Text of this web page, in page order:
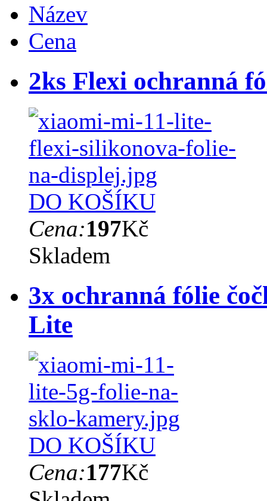
Název
Cena
2ks Flexi ochranná
DO KOŠÍKU
Cena:197Kč
Skladem
3x ochranná fólie
Lite
DO KOŠÍKU
Cena:177Kč